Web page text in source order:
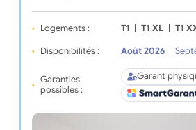
Logements : T1 | T1 XL | T1
Disponibilités : Août 2026 |
Garanties
possibles :
Garant